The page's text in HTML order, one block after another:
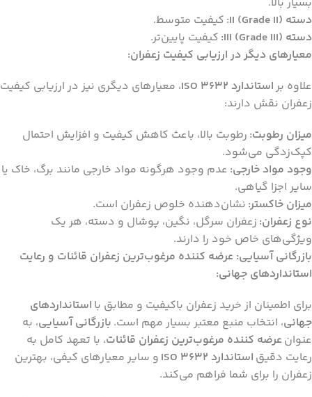
دسته II (Grade II):
کیفیت متوسط.
دسته III (Grade III):
کیفیت پایین‌تر.
معیارهای دیگر در ارزیابی کیفیت زعفران:
علاوه براستاندارد ISO 3632
، معیارهای دیگری نیز در ارزیابی کیفیت
زعفران نقش دارند:
میزان رطوبت: رطوبت بالا، باعث کاهش کیفیت و افزایش احتمال
کپک‌زدگی می‌شود.
وجود مواد خارجی: عدم وجود هرگونه مواد خارجی مانند برگ، خاک یا
سایر اجزا گیاهی.
میزان خاکستر: نشان‌دهنده خلوص زعفران است.
نوع زعفران: زعفران سرگل، نگین، پوشال و دسته، هر یک
ویژگی‌های خاص خود را دارند.
بازرگانی آسیایی: عرضه کننده مرغوب‌ترین زعفران قائنات و رعایت
استانداردهای جهانی:
برای اطمینان از خرید زعفران باکیفیت و مطابق با استانداردهای
جهانی، انتخاب منبع معتبر بسیار مهم است. بازرگانی آسیایی، به
عنوان عرضه کننده مرغوب‌ترین زعفران قائنات، با تعهد کامل به
رعایت دقیق استاندارد ISO 3632
و سایر معیارهای کیفی، بهترین
زعفران را برای شما فراهم می‌کند.